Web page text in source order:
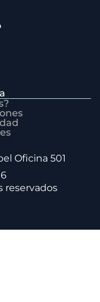
Oficina 501
reservados